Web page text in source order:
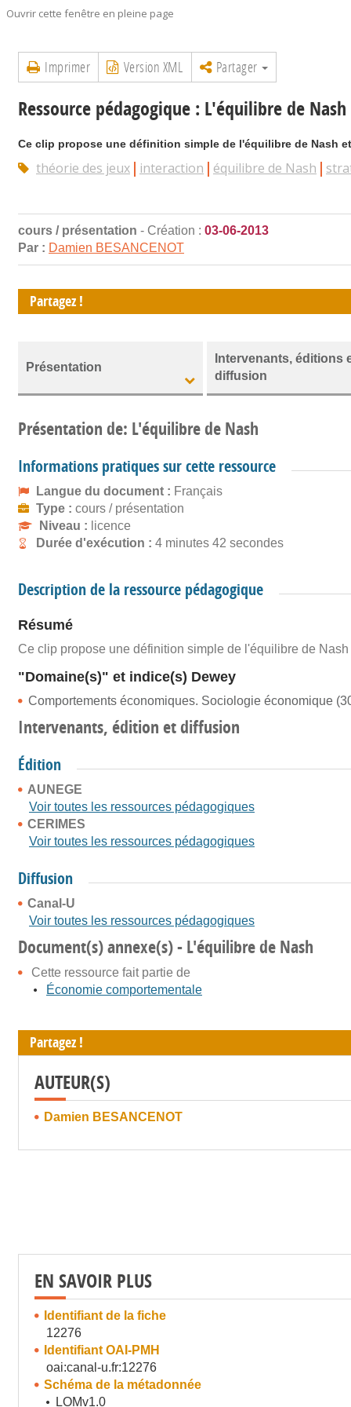
Ouvrir cette fenêtre en pleine page
Imprimer Version XML Partager
Ressource pédagogique : L'équilibre de Nash
Ce clip propose une définition simple de l'équilibre de Nash
théorie des jeux interaction équilibre de Nash
cours / présentation - Création : 03-06-2013
Par : Damien BESANCENOT
Partagez !
Présentation
Intervenants, éditions
diffusion
Présentation de: L'équilibre de Nash
Informations pratiques sur cette ressource
Langue du document : Français
Type : cours / présentation
Niveau : licence
Durée d'exécution : 4 minutes 42 secondes
Description de la ressource pédagogique
Résumé
Ce clip propose une définition simple de l'équilibre de
"Domaine(s)" et indice(s) Dewey
Comportements économiques. Sociologie économique
Intervenants, édition et diffusion
Édition
AUNEGE
Voir toutes les ressources pédagogiques
CERIMES
Voir toutes les ressources pédagogiques
Diffusion
Canal-U
Voir toutes les ressources pédagogiques
Document(s) annexe(s) - L'équilibre de Nash
Cette ressource fait partie de
Économie comportementale
Partagez !
AUTEUR(S)
Damien BESANCENOT
EN SAVOIR PLUS
Identifiant de la fiche
12276
Identifiant OAI-PMH
oai:canal-u.fr:12276
Schéma de la métadonnée
LOMv1.0